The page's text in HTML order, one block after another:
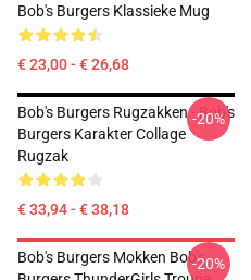
Bob's Burgers Klassieke Mug
€ 23,00 - € 26,68
Bob's Burgers Rugzakken - Bob's
Burgers Karakter Collage
Rugzak
€ 33,94 - € 38,18
-20%
Bob's Burgers Mokken Bob's-20%